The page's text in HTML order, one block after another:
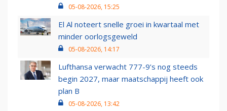
05-08-2026, 15:25
El Al noteert snelle groei in kwartaal met
minder oorlogsgeweld
05-08-2026, 14:17
Lufthansa verwacht 777-9’s nog steeds
begin 2027, maar maatschappij heeft ook
plan B
05-08-2026, 13:42